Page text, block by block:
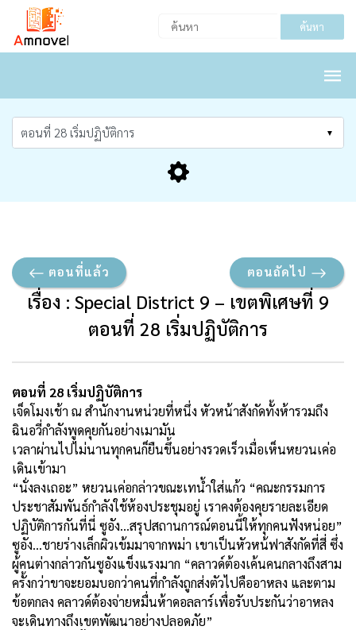
ค้นหา
ตอนที่แล้ว ตอนถัดไป
เรื่อง : Special District 9 – เขตพิเศษที่ 9
ตอนที่ 28 เริ่มปฏิบัติการ
ตอนที่ 28 เริ่มปฏิบัติการ
เจ็ดโมงเช้า ณ สำนักงานหน่วยที่หนึ่ง หัวหน้าสังกัดทั้งห้ารวมถึง
ฉินอวี่กำลังพูดคุยกันอย่างเมามัน
เวลาผ่านไปไม่นานทุกคนก็ยืนขึ้นอย่างรวดเร็วเมื่อเห็นหยวนเค่อ
เดินเข้ามา
“นั่งลงเถอะ” หยวนเค่อกล่าวขณะเทน้ำใส่แก้ว “คณะกรรมการ
ประชาสัมพันธ์กำลังใช้ห้องประชุมอยู่ เราคงต้องคุยรายละเอียด
ปฏิบัติการกันที่นี่ ซูอัง...สรุปสถานการณ์ตอนนี้ให้ทุกคนฟังหน่อย”
ซูอัง...ชายร่างเล็กผิวเข้มมาจากพม่า เขาเป็นหัวหน้ฟาสังกัดที่สี่ ซึ่ง
ผู้คนต่างกล่าวกันซูอังแข็งแรงมาก “คลาวด์ต้องเค้นคนกลางถึงสาม
ครั้งกว่าขาจะยอมบอกว่าคนที่กำลังถูกส่งตัวไปคืออาหลง และตาม
ข้อตกลง คลาวด์ต้องจ่ายหมื่นห้าดอลลาร์เพื่อรับประกันว่าอาหลง
จะเดินทางถึงเขตพัฒนาอย่างปลอดภัย”